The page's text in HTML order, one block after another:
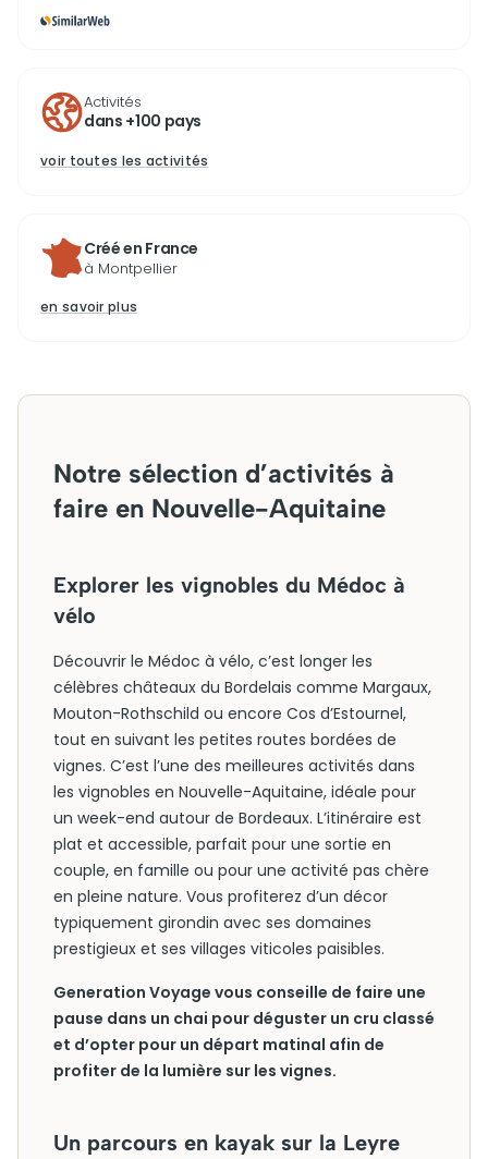
Activités
dans +100 pays
voir toutes les activités
Créé en France
à Montpellier
en savoir plus
Notre sélection d’activités à
faire en Nouvelle-Aquitaine
Explorer les vignobles du Médoc à
vélo
Découvrir le Médoc à vélo, c’est longer les
célèbres châteaux du Bordelais comme Margaux,
Mouton-Rothschild ou encore Cos d’Estournel,
tout en suivant les petites routes bordées de
vignes. C’est l’une des meilleures activités dans
les vignobles en Nouvelle-Aquitaine, idéale pour
un week-end autour de Bordeaux. L’itinéraire est
plat et accessible, parfait pour une sortie en
couple, en famille ou pour une activité pas chère
en pleine nature. Vous profiterez d’un décor
typiquement girondin avec ses domaines
prestigieux et ses villages viticoles paisibles.
Generation Voyage vous conseille de faire une
pause dans un chai pour déguster un cru classé
et d’opter pour un départ matinal afin de
profiter de la lumière sur les vignes.
Un parcours en kayak sur la Leyre